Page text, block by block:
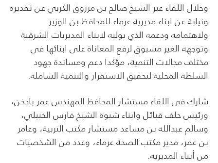
وخلال اللقاء عبر الشيخ صالح بن مرزوق الكربي عن تقديره
ونيابة عن ابناء مديرية عرماء للمحافظ بن الوزير
ولاهتمامه ودعمه الذي يوليه لابناء المديريات الشرقية
وتوجهه الغير مسبوق لرفع المعاناة على ابنائها في
مختلف مجالات التنمية، مؤكدا دعم ومساندة جهود
السلطة المحلية لتحقيق الاستقرار والتنمية الشاملة.
شارك في اللقاء مستشار المحافظ المهندس عمر بادخن،
ورئيس حلف قبائل وابناء شبوة الشيخ فارس الخبيلي،
وسالم عبدالله بن مساعد مستشار مكتب التربية، وعامر
بن عمر، مدير مكتب الصحة عرماء، وعدد من الشخصيات
من أبناء المديرية.